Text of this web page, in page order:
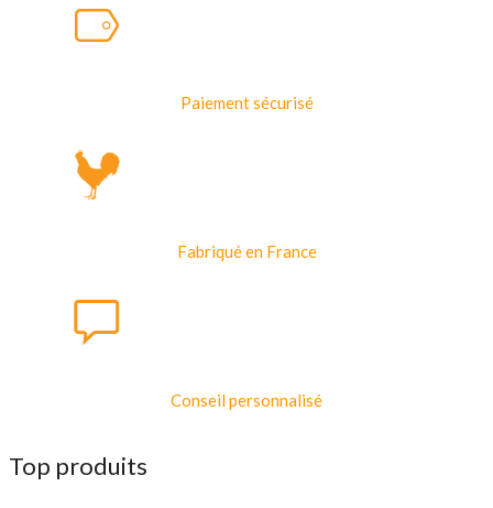
Paiement sécurisé
Fabriqué en France
Conseil personnalisé
Top produits